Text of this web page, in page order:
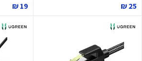
25 ₪
19 ₪